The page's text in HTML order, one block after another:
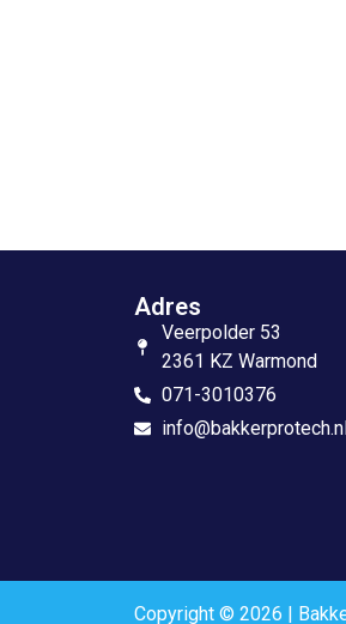
Adres
Veerpolder 53
2361 KZ Warmond
071-3010376
Copyright © 2026 |